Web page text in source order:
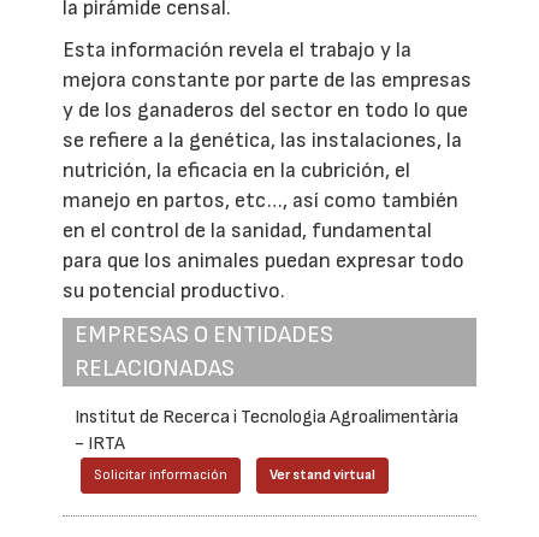
la pirámide censal.
Esta información revela el trabajo y la
mejora constante por parte de las empresas
y de los ganaderos del sector en todo lo que
se refiere a la genética, las instalaciones, la
nutrición, la eficacia en la cubrición, el
manejo en partos, etc…, así como también
en el control de la sanidad, fundamental
para que los animales puedan expresar todo
su potencial productivo.
EMPRESAS O ENTIDADES
RELACIONADAS
Institut de Recerca i Tecnologia Agroalimentària
- IRTA
Solicitar información Ver stand virtual